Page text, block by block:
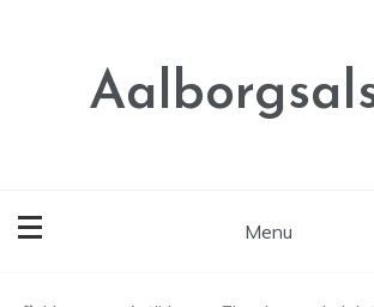
Menu